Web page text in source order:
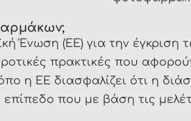
Ένωση (ΕΕ) για την
πρακτικές που
η ΕΕ διασφαλίζει ότι η
που με βάση τις